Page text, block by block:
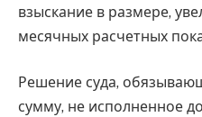
взыскание в размере,
месячных расчетных
Решение суда,
сумму, не исполненное